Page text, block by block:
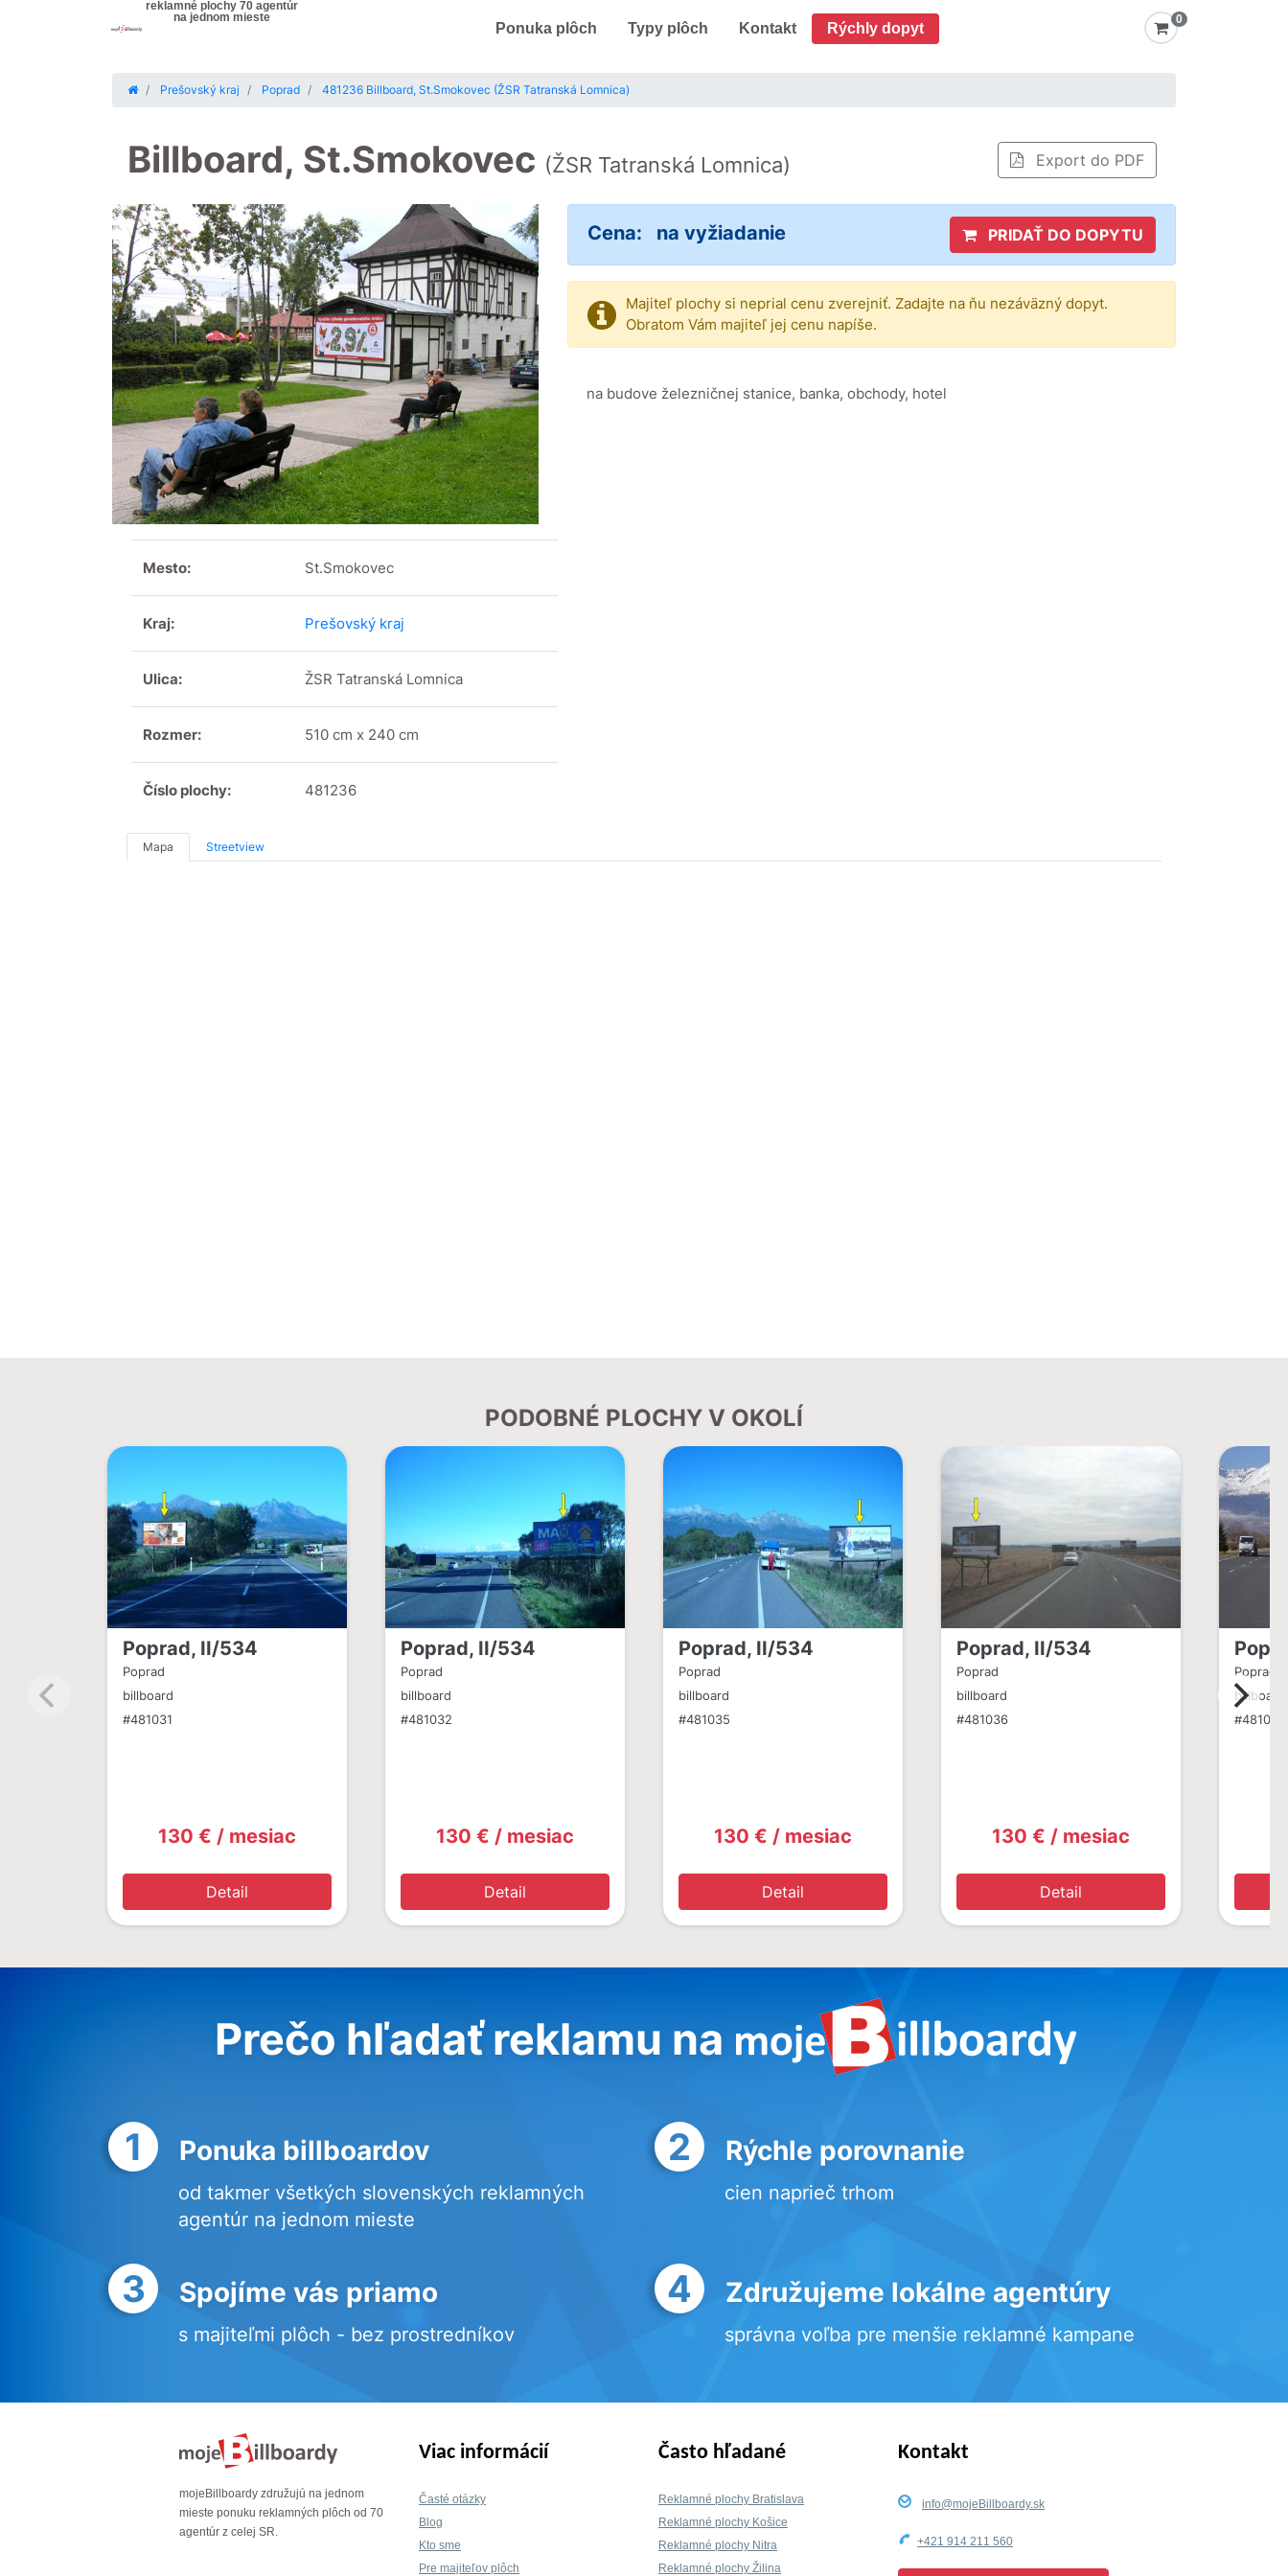
reklamné plochy 70 agentúr
na jednom mieste
Ponuka plôch Typy plôch Kontakt Rýchly dopyt
0
Prešovský kraj Poprad 481236 Billboard, St.Smokovec (ŽSR Tatranská Lomnica)
Billboard, St.Smokovec (ŽSR Tatranská Lomnica) Export do PDF
Cena: na vyžiadanie PRIDAŤ DO DOPYTU
Majiteľ plochy si neprial cenu zverejniť. Zadajte na ňu nezáväzný dopyt.
Obratom Vám majiteľ jej cenu napíše.
na budove železničnej stanice, banka, obchody, hotel
Mesto: St.Smokovec
Kraj: Prešovský kraj
Ulica: ŽSR Tatranská Lomnica
Rozmer: 510 cm x 240 cm
Číslo plochy: 481236
Mapa Streetview
PODOBNÉ PLOCHY V OKOLÍ
Poprad, II/534
Poprad
billboard
#481031
130 € / mesiac
Detail
Poprad, II/534
Poprad
billboard
#481032
130 € / mesiac
Detail
Poprad, II/534
Poprad
billboard
#481035
130 € / mesiac
Detail
Poprad, II/534
Poprad
billboard
#481036
130 € / mesiac
Detail
Poprad
billboard
#481020
Prečo hľadať reklamu na
1 Ponuka billboardov
od takmer všetkých slovenských reklamných
agentúr na jednom mieste
2 Rýchle porovnanie
cien naprieč trhom
3 Spojíme vás priamo
s majiteľmi plôch - bez prostredníkov
4 Združujeme lokálne agentúry
správna voľba pre menšie reklamné kampane
mojeBillboardy združujú na jednom
mieste ponuku reklamných plôch od 70
agentúr z celej SR.
Viac informácií
Časté otázky
Blog
Kto sme
Pre majiteľov plôch
Často hľadané
Reklamné plochy Bratislava
Reklamné plochy Košice
Reklamné plochy Nitra
Reklamné plochy Žilina
Kontakt
info@mojeBillboardy.sk
+421 914 211 560